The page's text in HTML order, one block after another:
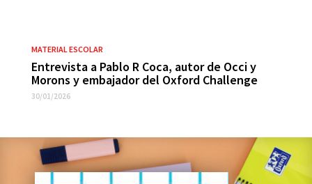
MATERIAL ESCOLAR
Entrevista a Pablo R Coca, autor de Occi y
Morons y embajador del Oxford Challenge
30/01/2026